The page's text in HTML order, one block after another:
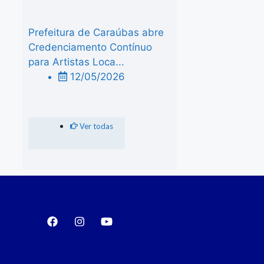
Prefeitura de Caraúbas abre
Credenciamento Contínuo
para Artistas Loca...
12/05/2026
Ver todas